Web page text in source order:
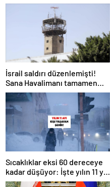
İsrail saldırı düzenlemişti!
Sana Havalimanı tamamen
hizmet dışı kaldı
Sıcaklıklar eksi 60 dereceye
kadar düşüyor: İşte yılın 11 yılı
kışı yaşayan şehir!